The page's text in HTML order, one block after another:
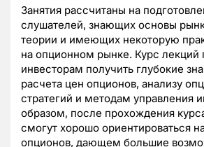
Занятия рассчитаны на
слушателей, знающих основы
теории и имеющих некоторую
на опционном рынке. Курс лекций
инвесторам получить глубокие
расчета цен опционов, анализу
стратегий и методам управления
образом, после прохождения
смогут хорошо ориентироваться
опционов, дающем большие